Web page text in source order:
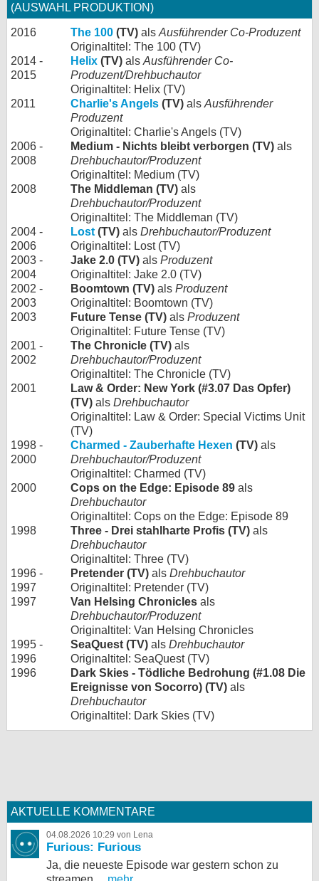
(AUSWAHL PRODUKTION)
2016 The 100 (TV) als Ausführender Co-Produzent
Originaltitel: The 100 (TV)
2014 -
2015
Helix (TV) als Ausführender Co-
Produzent/Drehbuchautor
Originaltitel: Helix (TV)
2011
Charlie's Angels (TV) als Ausführender
Produzent
Originaltitel: Charlie's Angels (TV)
2006 -
2008
Medium - Nichts bleibt verborgen (TV) als
Drehbuchautor/Produzent
Originaltitel: Medium (TV)
2008
The Middleman (TV) als
Drehbuchautor/Produzent
Originaltitel: The Middleman (TV)
2004 -
2006
Lost (TV) als Drehbuchautor/Produzent
Originaltitel: Lost (TV)
2003 -
2004
Jake 2.0 (TV) als Produzent
Originaltitel: Jake 2.0 (TV)
2002 -
2003
Boomtown (TV) als Produzent
Originaltitel: Boomtown (TV)
2003
Future Tense (TV) als Produzent
Originaltitel: Future Tense (TV)
2001 -
2002
The Chronicle (TV) als
Drehbuchautor/Produzent
Originaltitel: The Chronicle (TV)
2001
Law & Order: New York (#3.07 Das Opfer)
(TV) als Drehbuchautor
Originaltitel: Law & Order: Special Victims Unit
(TV)
1998 -
2000
Charmed - Zauberhafte Hexen (TV) als
Drehbuchautor/Produzent
Originaltitel: Charmed (TV)
2000
Cops on the Edge: Episode 89 als
Drehbuchautor
Originaltitel: Cops on the Edge: Episode 89
1998
Three - Drei stahlharte Profis (TV) als
Drehbuchautor
Originaltitel: Three (TV)
1996 -
1997
Pretender (TV) als Drehbuchautor
Originaltitel: Pretender (TV)
1997
Van Helsing Chronicles als
Drehbuchautor/Produzent
Originaltitel: Van Helsing Chronicles
1995 -
1996
SeaQuest (TV) als Drehbuchautor
Originaltitel: SeaQuest (TV)
1996
Dark Skies - Tödliche Bedrohung (#1.08 Die
Ereignisse von Socorro) (TV) als
Drehbuchautor
Originaltitel: Dark Skies (TV)
AKTUELLE KOMMENTARE
04.08.2026 10:29 von Lena
Furious: Furious
Ja, die neueste Episode war gestern schon zu